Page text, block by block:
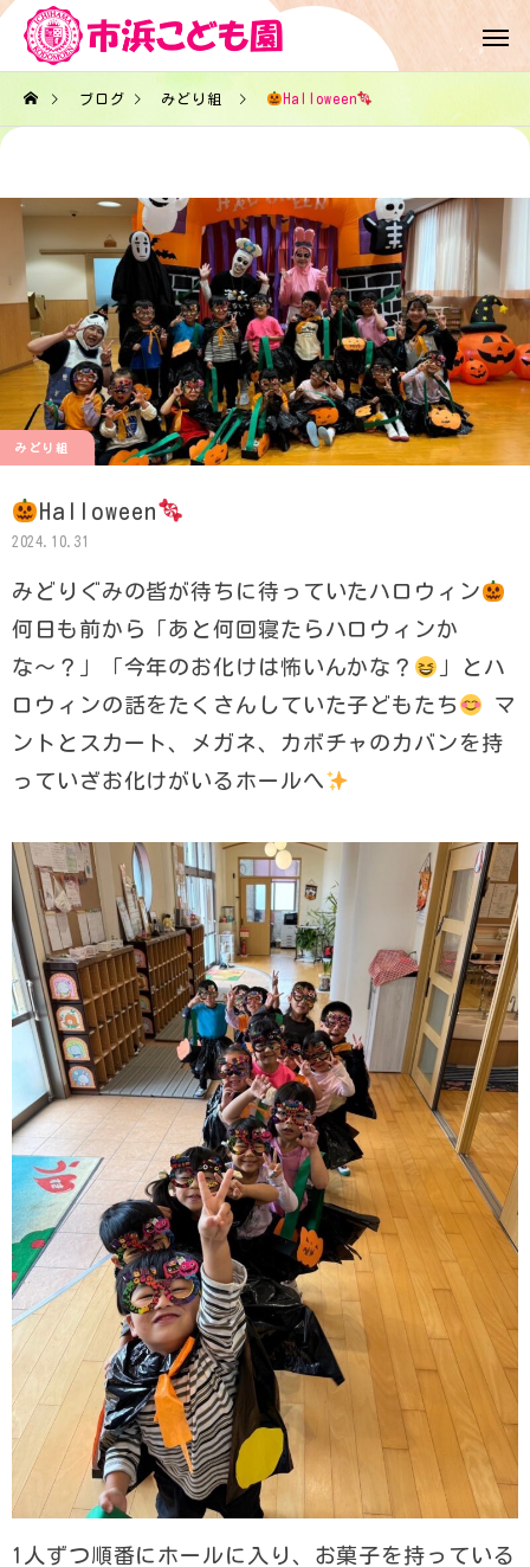
ブログ みどり組 Halloween
みどり組
Halloween
2024.10.31
みどりぐみの皆が待ちに待っていたハロウィン
何日も前から「あと何回寝たらハロウィンか
な〜？」「今年のお化けは怖いんかな？
」とハ
ロウィンの話をたくさんしていた子どもたち
マ
ントとスカート、メガネ、カボチャのカバンを持
っていざお化けがいるホールへ
1人ずつ順番にホールに入り、お菓子を持っている